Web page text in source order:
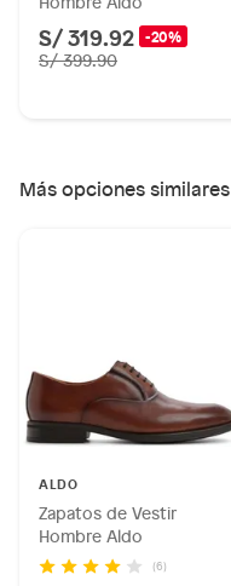
S/ 319.92 -20%
S/ 399.90
Más opciones similares
ALDO
Zapatos de Vestir
Hombre Aldo
(6)